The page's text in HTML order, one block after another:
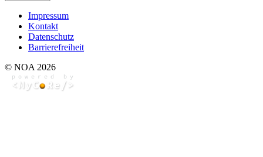
Impressum
Kontakt
Datenschutz
Barrierefreiheit
© NOA 2026